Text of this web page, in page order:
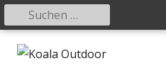
SpringeKoala Outdoor
Hier ist eine Übersicht meiner
Primäres
Menü
Suchen
nach: